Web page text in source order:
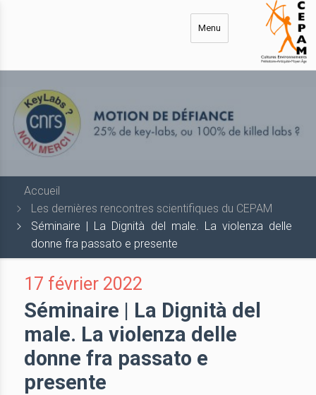
Menu
Accueil
Les dernières rencontres scientifiques du CEPAM
Séminaire | La Dignità del male. La violenza delle
donne fra passato e presente
17 février 2022
Séminaire | La Dignità del
male. La violenza delle
donne fra passato e
presente